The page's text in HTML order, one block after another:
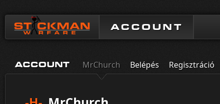
ACCOUNT
ACCOUNT MrChurch Belépés Regisztráció